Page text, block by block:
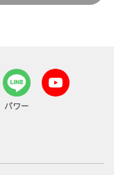
パワー